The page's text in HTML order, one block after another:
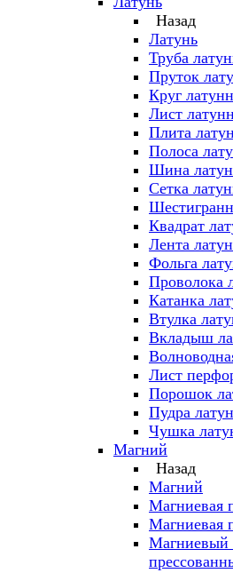
Назад
Латунь
Труба
Пруток
Круг
Лист
Плита
Полоса
Шина
Сетка
Квадрат
Лента
Фольга
Проволока
Катанка
Втулка
Вкладыш
Лист
Порошок
Пудра
Чушка
Магний
Назад
Магний
Магниевая
Магниевая
Магниевый